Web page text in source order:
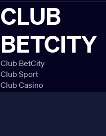
CLUB
BETCITY
Club BetCity
Club Sport
Club Casino
Voetbal voorbeschouwingen